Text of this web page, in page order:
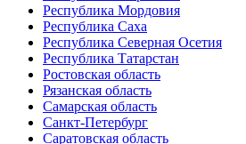
Республика Мордовия
Республика Саха
Республика Северная Осетия
Республика Татарстан
Ростовская область
Рязанская область
Самарская область
Санкт-Петербург
Саратовская область